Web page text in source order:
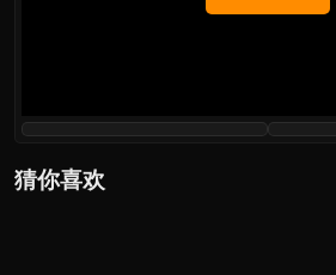
猜你喜欢